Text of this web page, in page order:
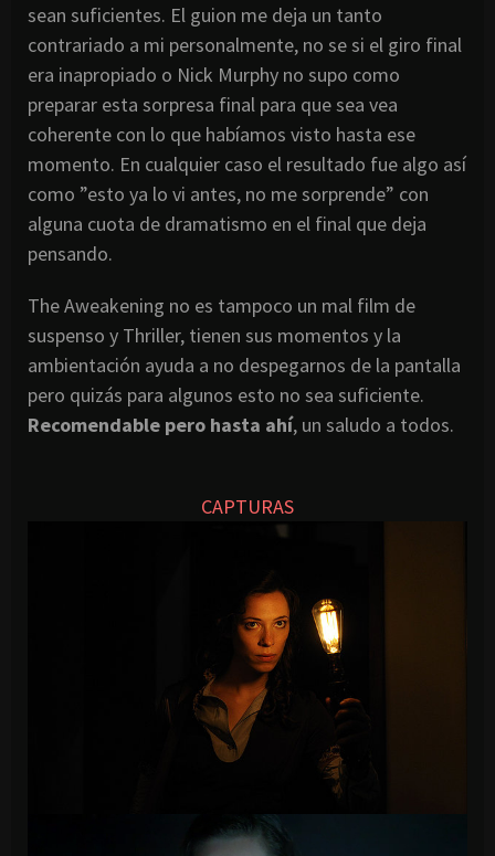
sean suficientes. El guion me deja un tanto
contrariado a mi personalmente, no se si el giro final
era inapropiado o Nick Murphy no supo como
preparar esta sorpresa final para que sea vea
coherente con lo que habíamos visto hasta ese
momento. En cualquier caso el resultado fue algo así
como ”esto ya lo vi antes, no me sorprende” con
alguna cuota de dramatismo en el final que deja
pensando.
The Aweakening no es tampoco un mal film de
suspenso y Thriller, tienen sus momentos y la
ambientación ayuda a no despegarnos de la pantalla
pero quizás para algunos esto no sea suficiente.
Recomendable pero hasta ahí, un saludo a todos.
CAPTURAS